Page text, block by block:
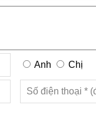
Anh Chị